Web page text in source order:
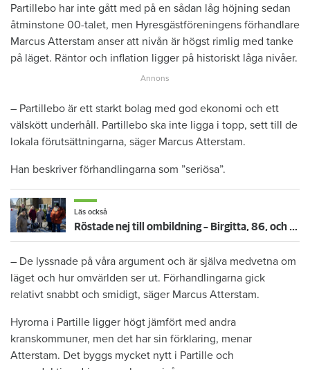
Partillebo har inte gått med på en sådan låg höjning sedan
åtminstone 00-talet, men Hyresgästföreningens förhandlare
Marcus Atterstam anser att nivån är högst rimlig med tanke
på läget. Räntor och inflation ligger på historiskt låga nivåer.
– Partillebo är ett starkt bolag med god ekonomi och ett
välskött underhåll. Partillebo ska inte ligga i topp, sett till de
lokala förutsättningarna, säger Marcus Atterstam.
Han beskriver förhandlingarna som ”seriösa”.
Läs också
Röstade nej till ombildning – Birgitta, 86, och hennes grannar pressades att köpa eller flytta
– De lyssnade på våra argument och är själva medvetna om
läget och hur omvärlden ser ut. Förhandlingarna gick
relativt snabbt och smidigt, säger Marcus Atterstam.
Hyrorna i Partille ligger högt jämfört med andra
kranskommuner, men det har sin förklaring, menar
Atterstam. Det byggs mycket nytt i Partille och